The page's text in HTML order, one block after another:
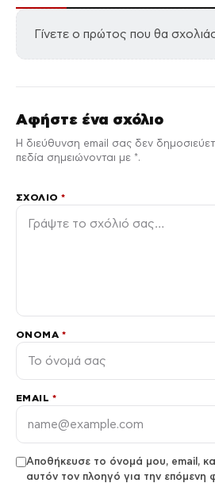
Γίνετε ο πρώτος που θα
Αφήστε ένα σχόλιο
Η διεύθυνση email σας δεν
πεδία σημειώνονται με *.
ΣΧΌΛΙΟ*
ΌΝΟΜΑ *
EMAIL *
Αποθήκευσε το όνομά μου, email,
αυτόν τον πλοηγό για την